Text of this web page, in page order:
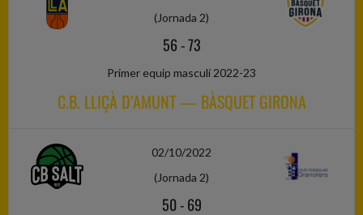
(Jornada 2)
56-73
Primer equip masculí 2022-23
C.B. LLIÇÀ D’AMUNT — BÀSQUET GIRONA
02/10/2022
(Jornada 2)
50-69